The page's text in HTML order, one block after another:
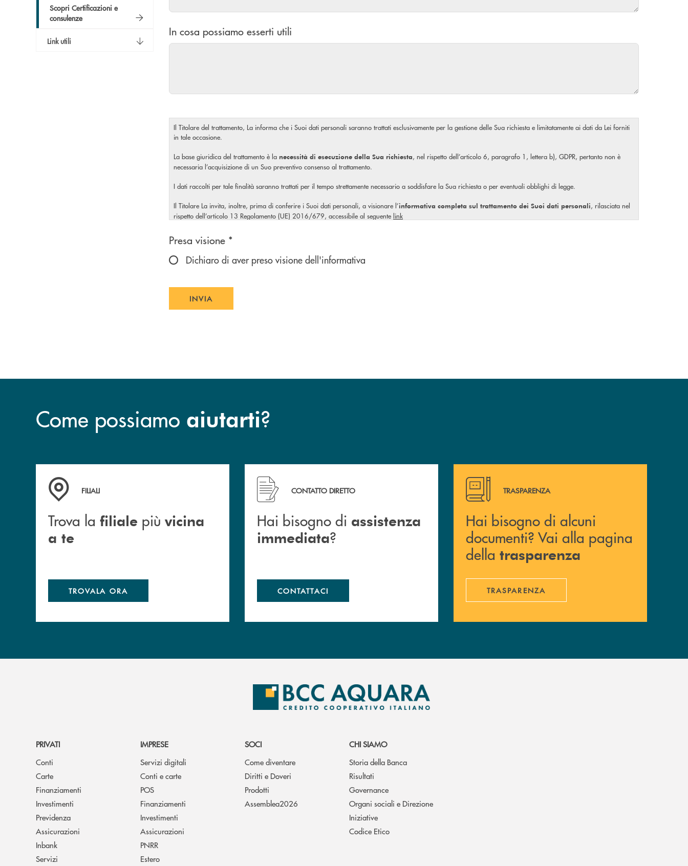
Scopri Certificazioni e
consulenze
Link utili
In cosa possiamo esserti utili
Il Titolare del trattamento, La informa che i Suoi dati personali saranno trattati esclusivamente per la gestione delle Sua richiesta e limitatamente ai dati da Lei forniti
in tale occasione.
La base giuridica del trattamento è la necessità di esecuzione della Sua richiesta, nel rispetto dell’articolo 6, paragrafo 1, lettera b), GDPR, pertanto non è
necessaria l’acquisizione di un Suo preventivo consenso al trattamento.
I dati raccolti per tale finalità saranno trattati per il tempo strettamente necessario a soddisfare la Sua richiesta o per eventuali obblighi di legge.
Il Titolare La invita, inoltre, prima di conferire i Suoi dati personali, a visionare l’informativa completa sul trattamento dei Suoi dati personali, rilasciata nel
rispetto dell’articolo 13 Regolamento (UE) 2016/679, accessibile al seguente link
Scegliere un'opzione
Presa visione *
Dichiaro di aver preso visione dell'informativa
INVIA FORM
INVIA
Come possiamo aiutarti?
Trova la filiale più vicina a te
FILIALI
Trova la filiale più vicina
a te
TROVALA ORA
Hai bisogno di assistenza immediata ?
CONTATTO DIRETTO
Hai bisogno di assistenza
immediata?
CONTATTACI
Hai bisogno di alcuni documenti? Vai alla pagina della
TRASPARENZA
Hai bisogno di alcuni
documenti? Vai alla pagina
della trasparenza
TRASPARENZA
PRIVATI
Conti
Carte
Finanziamenti
Investimenti
Previdenza
Assicurazioni
Inbank
Servizi
IMPRESE
Servizi digitali
Conti e carte
POS
Finanziamenti
Investimenti
Assicurazioni
PNRR
Estero
SOCI
Come diventare
Diritti e Doveri
Prodotti
Assemblea2026
CHI SIAMO
Storia della Banca
Risultati
Governance
Organi sociali e Direzione
Iniziative
Codice Etico